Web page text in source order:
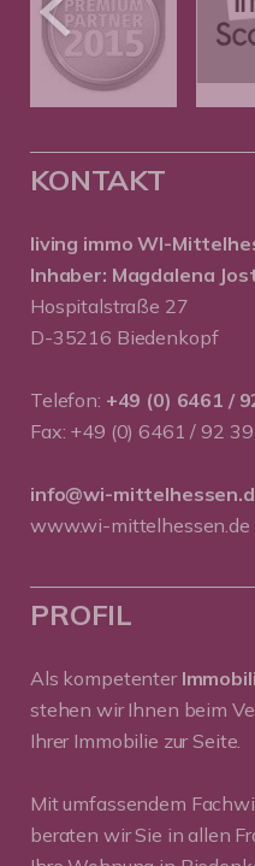
KONTAKT
living immo WI-
Inhaber: Magdalena
Hospitalstraße 27
D-35216 Biedenkopf
Telefon: +49 (0) 6461 /
Fax: +49 (0) 6461 / 92
info@wi-
www.wi-mittelhessen.de
PROFIL
Als kompetenter
stehen wir Ihnen beim
Ihrer Immobilie zur Seite.
Mit umfassendem
beraten wir Sie in allen